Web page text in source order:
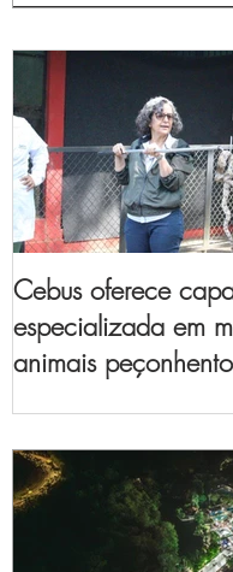
Cebus oferece
especializada em
animais